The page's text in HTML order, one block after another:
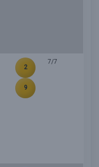
2
9
7/7